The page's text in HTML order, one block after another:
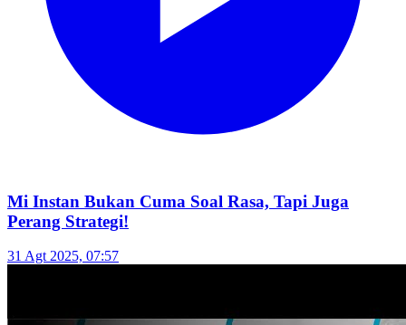
Mi Instan Bukan Cuma Soal Rasa, Tapi Juga
Perang Strategi!
31 Agt 2025, 07:57